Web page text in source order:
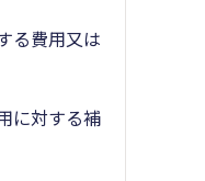
る費用又は
に対する補